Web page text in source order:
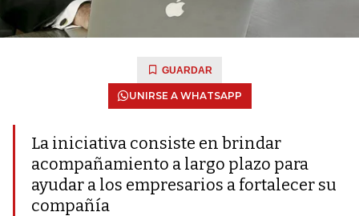
GUARDAR
UNIRSE A WHATSAPP
La iniciativa consiste en brindar
acompañamiento a largo plazo para
ayudar a los empresarios a fortalecer su
compañía